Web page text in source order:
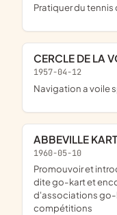
pratiquer du
CERCLE DE LA
1957-04-12
navigation a voile
ABBEVILLE
1960-05-10
promouvoir et introduire les compétitions entre vehicule
dite go-kart et
d'associations go-
compétitions